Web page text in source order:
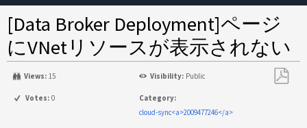
[Data Broker Deployment]ページ
にVNetリソースが表示されない
Views: 15 Visibility: Public
Votes: 0
Category:
cloud-sync<a>2009477246</a>